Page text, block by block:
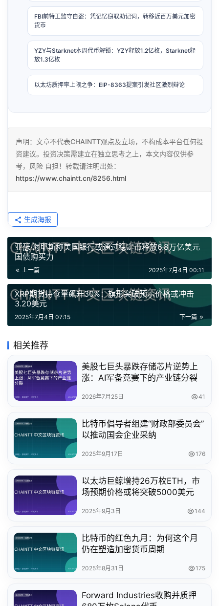
FBI前特工监守自盗：凭记忆窃取助记词，转移近百万美元加密
货币
YZY与Starknet本周代币解锁：YZY释放1.2亿枚，Starknet释
放1.3亿枚
以太坊质押率上限之争：EIP-8363提案引发社区激烈辩论
声明：文章不代表CHAINTT观点及立场，不构成本平台任何投
资建议。投资决策需建立在独立思考之上，本文内容仅供参
考，风险 自担！转载请注明出处：
https://www.chaintt.cn/8256.html
生成海报
亚瑟·海耶斯称美国银行或通过稳定币释放6.8万亿美元
国债购买力
上一篇 2025年7月4日 00:11
XRP期货持仓量飙升30%：旗形突破预示价格或冲击
3.20美元
下一篇
2025年7月4日 07:15
相关推荐
美股七巨头暴跌存储芯片逆势上
涨：AI军备竞赛下的产业链分裂
2026年7月25日 41
比特币倡导者组建“财政部委员会”
以推动国会企业采纳
2025年9月17日 176
以太坊巨鲸增持26万枚ETH，市
场预期价格或将突破5000美元
2025年9月3日 144
比特币的红色九月：为何这个月
仍在塑造加密货币周期
2025年8月31日 175
Forward Industries收购并质押